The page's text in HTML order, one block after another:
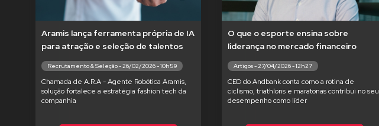
Aramis lança ferramenta própria de IA
para atração e seleção de talentos
Recrutamento & Seleção - 26/02/2026 - 10h59
Chamada de A.R.A - Agente Robótica Aramis,
solução fortalece a estratégia fashion tech da
companhia
O que o esporte ensina sobre
liderança no mercado financeiro
Artigos - 27/04/2026 - 12h27
CEO do Andbank conta como a rotina de
ciclismo, triathlons e maratonas contribui no seu
desempenho como líder